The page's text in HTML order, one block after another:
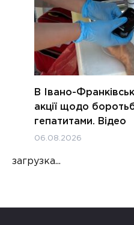
В Івано-
акції щодо
гепатитами. Відео
06.08.2026
загрузка...